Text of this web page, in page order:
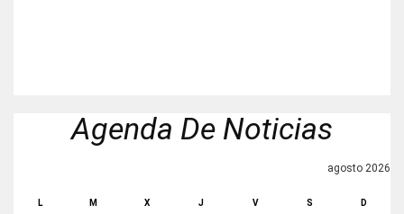
Agenda De Noticias
agosto 2026
L M X J V S D